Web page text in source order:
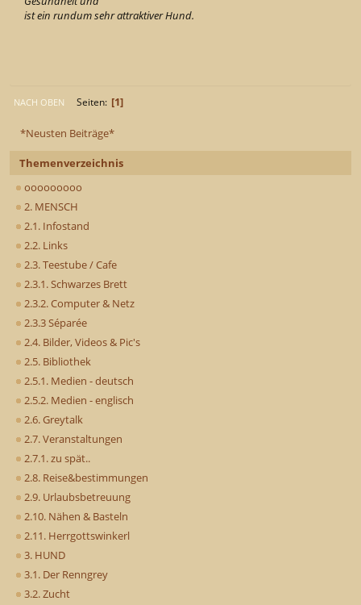
*Neusten Beiträge*
Themenverzeichnis
ooooooooo
2. MENSCH
2.1. Infostand
2.2. Links
2.3. Teestube / Cafe
2.3.1. Schwarzes Brett
2.3.2. Computer & Netz
2.3.3 Séparée
2.4. Bilder, Videos & Pic's
2.5. Bibliothek
2.5.1. Medien - deutsch
2.5.2. Medien - englisch
2.6. Greytalk
2.7. Veranstaltungen
2.7.1. zu spät..
2.8. Reise&bestimmungen
2.9. Urlaubsbetreuung
2.10. Nähen & Basteln
2.11. Herrgottswinkerl
3. HUND
3.1. Der Renngrey
3.2. Zucht
ist ein rundum sehr attraktiver Hund.
NACH OBEN Seiten 1